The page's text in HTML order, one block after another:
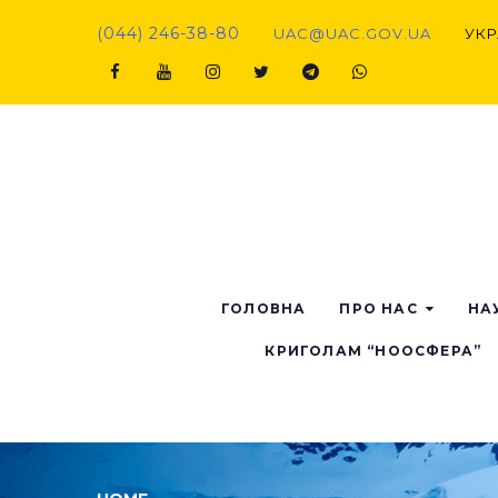
(044) 246-38-80 UAC@UAC.GOV.UA​​
ГОЛОВНА ПРО НАС
КРИГОЛАМ “НООСФЕРА”